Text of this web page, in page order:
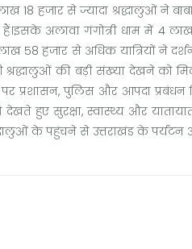
18 हजार से ज्यादा श्रद्धालुओं ने
हैं।इसके अलावा गंगोत्री धाम में 4
58 हजार से अधिक यात्रियों ने
की बड़ी संख्या देखने को
पर प्रशासन, पुलिस और आपदा
हुए सुरक्षा, स्वास्थ्य और
के पहुंचने से उत्तराखंड के पर्यटन